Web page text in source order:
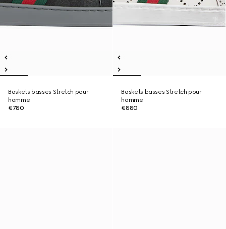
Baskets basses Stretch pour
homme
€780
Baskets basses Stretch pour
homme
€880